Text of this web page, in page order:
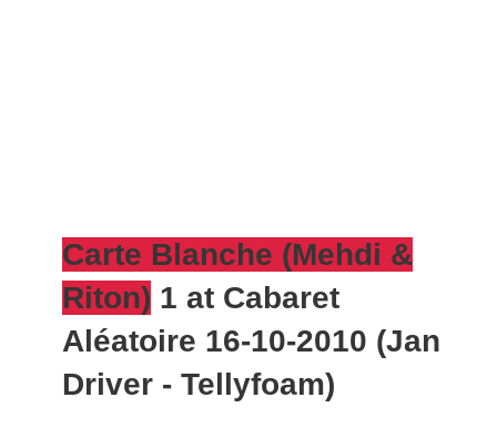
Carte Blanche (Mehdi &
Riton) 1 at Cabaret
Aléatoire 16-10-2010 (Jan
Driver - Tellyfoam)